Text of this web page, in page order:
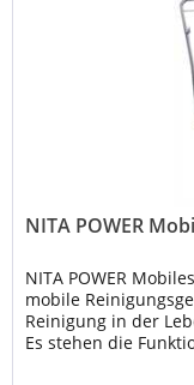
NITA POWER
NITA POWER
mobile
Reinigung in der
Es stehen die